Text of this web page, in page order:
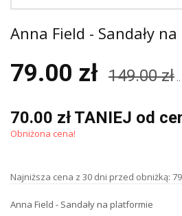
Anna Field - Sandały
79.00 zł 149.00 zł ..
70.00 zł TANIEJ od
Obniżona cena!
Najniższa cena z 30 dni przed obniżką:
Anna Field - Sandały na platformie